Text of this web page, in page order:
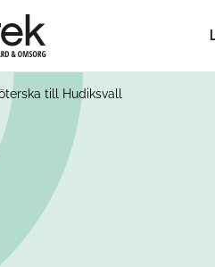
till Hudiksvall